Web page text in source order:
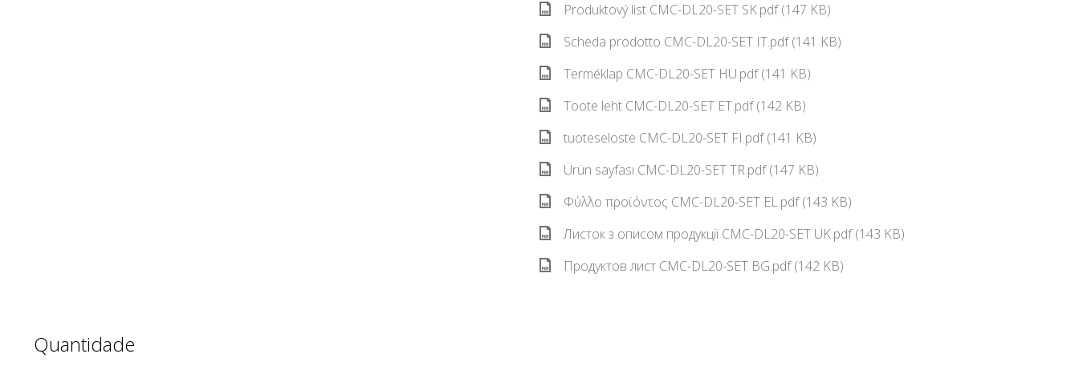
Produktový list CMC-DL20-SET SK.pdf (147 KB)
Scheda prodotto CMC-DL20-SET IT.pdf (141 KB)
Terméklap CMC-DL20-SET HU.pdf (141 KB)
Toote leht CMC-DL20-SET ET.pdf (142 KB)
tuoteseloste CMC-DL20-SET FI.pdf (141 KB)
Ürün sayfası CMC-DL20-SET TR.pdf (147 KB)
Φύλλο προϊόντος CMC-DL20-SET EL.pdf (143 KB)
Листок з описом продукції CMC-DL20-SET UK.pdf (143 KB)
Продуктов лист CMC-DL20-SET BG.pdf (142 KB)
Quantidade